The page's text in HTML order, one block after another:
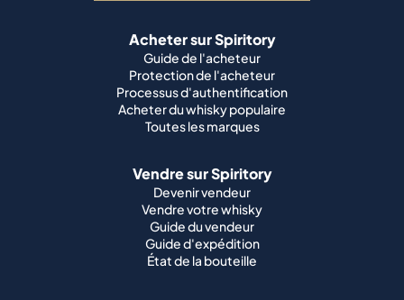
Acheter sur Spiritory
Guide de l'acheteur
Protection de l'acheteur
Processus d'authentification
Acheter du whisky populaire
Toutes les marques
Vendre sur Spiritory
Devenir vendeur
Vendre votre whisky
Guide du vendeur
Guide d'expédition
État de la bouteille